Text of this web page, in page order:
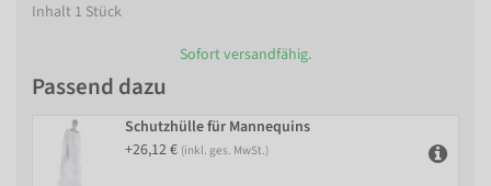
Inhalt 1 Stück
Sofort versandfähig.
Passend dazu
Schutzhülle für Mannequins
+26,12 € (inkl. ges. MwSt.)